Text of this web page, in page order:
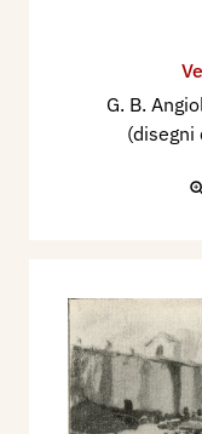
Faenza, n. 270,
1926 - I Mostra
catalogo mostra,
Esposizioni,
Cesare Ratta.
Cesare Ratta,
Tipografica del
1927 - G. B.
G. B.
(disegni